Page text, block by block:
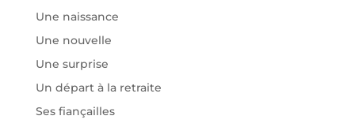
Une naissance
Une nouvelle
Une surprise
Un départ à la retraite
Ses fiançailles